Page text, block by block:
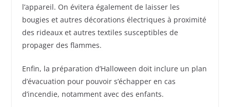
l’appareil. On évitera également de laisser les
bougies et autres décorations électriques à proximité
des rideaux et autres textiles susceptibles de
propager des flammes.
Enfin, la préparation d’Halloween doit inclure un plan
d’évacuation pour pouvoir s’échapper en cas
d’incendie, notamment avec des enfants.